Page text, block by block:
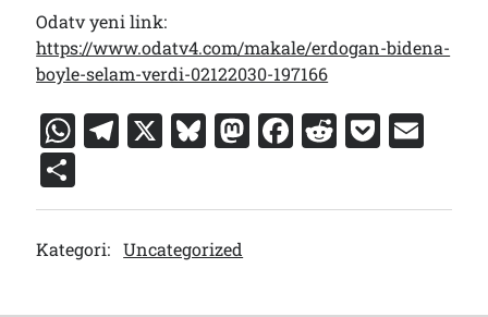
Odatv yeni link:
https://www.odatv4.com/makale/erdogan-bidena-
boyle-selam-verdi-02122030-197166
W
at
s
A
p
T
e
gr
a
m
X Bl
e
s
k
y
M
st
o
F
c
o
R
d
P
c ai
h
ar
e
Kategori: Uncategorized